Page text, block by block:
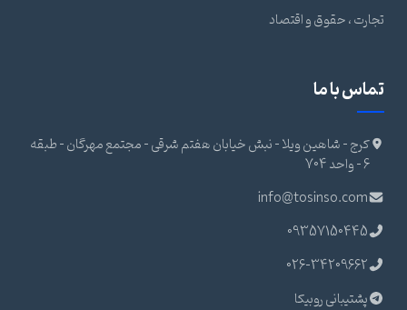
تجارت ، حقوق و اقتصاد
تماس با ما
کرج - شاهین ویلا - نبش خیابان هفتم شرقی - مجتمع مهرگان - طبقه
6 - واحد 704
info@tosinso.com
09357150445
026-34209662
پشتیبانی روبیکا